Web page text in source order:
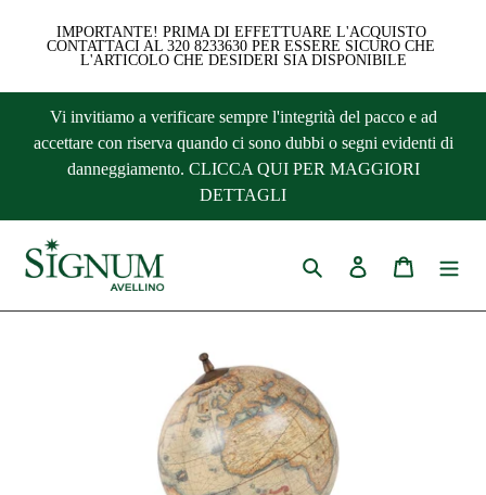
IMPORTANTE! PRIMA DI EFFETTUARE L'ACQUISTO
CONTATTACI AL 320 8233630 PER ESSERE SICURO CHE
L'ARTICOLO CHE DESIDERI SIA DISPONIBILE
direttamente
Vi invitiamo a verificare sempre l'integrità del pacco e ad
accettare con riserva quando ci sono dubbi o segni evidenti di
danneggiamento. CLICCA QUI PER MAGGIORI
DETTAGLI
Cerca Accedi Carrello